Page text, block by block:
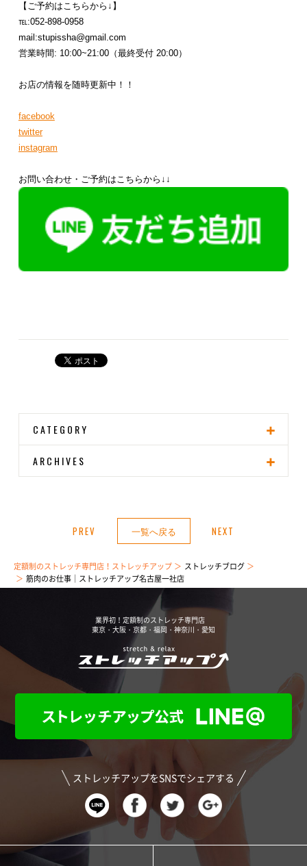
【ご予約はこちらから↓】
℡:052-898-0958
mail:stupissha@gmail.com
営業時間: 10:00~21:00（最終受付 20:00）
お店の情報を随時更新中！！
facebook
twitter
instagram
お問い合わせ・ご予約はこちらから↓↓
CATEGORY
ARCHIVES
PREV 一覧へ戻る NEXT
定額制のストレッチ専門店！ストレッチアップ
ストレッチブログ
筋肉のお仕事｜ストレッチアップ名古屋一社店
業界初！定額制のストレッチ専門店
東京・大阪・京都・福岡・神奈川・愛知
ストレッチアップをSNSでシェアする